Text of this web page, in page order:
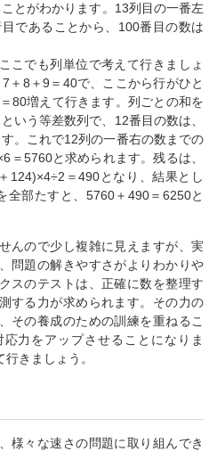
とがわかります。13列目の一番左
であることから、100番目の数は
こでも列単位で考えて行きましょ
＋8＋9＝40で、ここから行がひと
80増えて行きます。列ごとの和を
いう等差数列で、12番目の数は、
。これで12列の一番右の数までの
＝5760と求められます。残るは、
124)×4÷2＝490となり、結果とし
全部たすと、5760＋490＝6250と
んので少し複雑に見えますが、実
問題の解きやすさがよりわかりや
スのテストは、正確に数を整理す
する力が求められます。その力の
その養成のための訓練を重ねるこ
力をアップさせることになりま
きましょう。
様々な速さの問題に取り組んでき